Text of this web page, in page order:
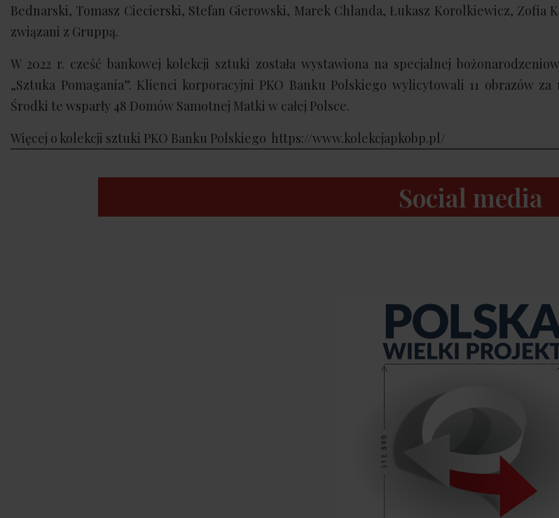
Bednarski, Tomasz Ciecierski, Stefan Gierowski, Marek Chlanda, Łukasz Korolkiewicz, Zofia
związani z Gruppą.
W 2022 r. cześć bankowej kolekcji sztuki została wystawiona na specjalnej
„Sztuka Pomagania”. Klienci korporacyjni PKO Banku Polskiego wylicytowali 11 obrazów za
Środki te wsparły 48 Domów Samotnej Matki w całej Polsce.
Więcej o kolekcji sztuki PKO Banku Polskiego https://www.kolekcjapkobp.pl/
Social media